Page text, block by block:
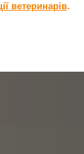
ветеринарів.